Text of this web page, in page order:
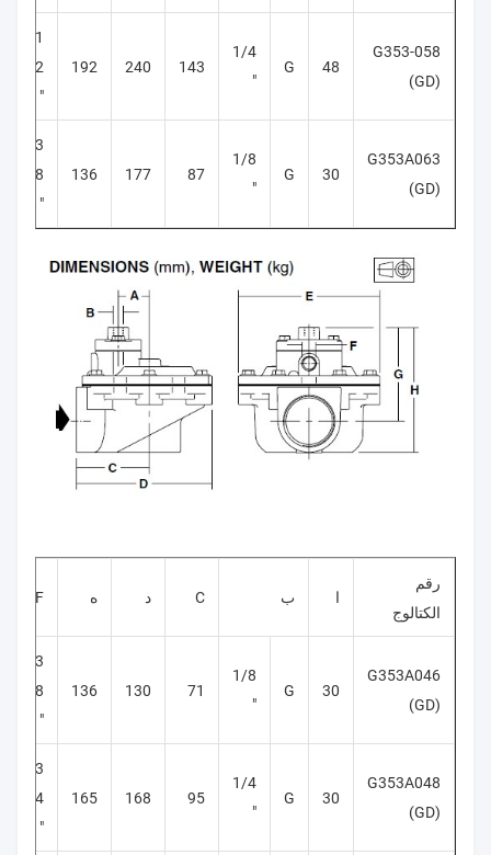
G353-058
(GD)
48
G
1/4
"
143
240
192
G1
/ 2
"
G353A063
(GD)
30
G
1/8
"
87
177
136
G3
/ 8
"
رقم
الكتالوج
ا ب C د ه F
G353A046
(GD)
30
G
1/8
"
71
130
136
G3
/ 8
"
G353A048
(GD)
30
G
1/4
"
95
168
165
G3
/ 4
"